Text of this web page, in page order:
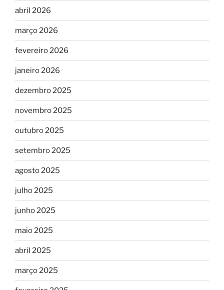
abril 2026
março 2026
fevereiro 2026
janeiro 2026
dezembro 2025
novembro 2025
outubro 2025
setembro 2025
agosto 2025
julho 2025
junho 2025
maio 2025
abril 2025
março 2025